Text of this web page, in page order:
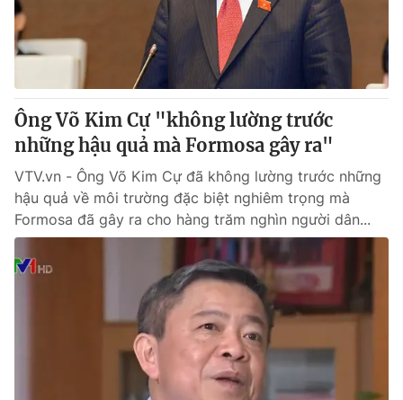
Sản phẩm
Thị trường
Tư vấn
Lịch phát sóng
Chuyên mục khác
Emagazine Podcast
Photo Infographic
Video Shorts video
VTV Thể thao
Bất động sản
Ông Võ Kim Cự "không lường trước
những hậu quả mà Formosa gây ra"
VTV.vn - Ông Võ Kim Cự đã không lường trước những
hậu quả về môi trường đặc biệt nghiêm trọng mà
Formosa đã gây ra cho hàng trăm nghìn người dân...